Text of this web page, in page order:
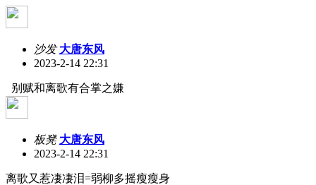
沙发 大唐东风
2023-2-14 22:31
别赋和离歌有合掌之嫌
板凳 大唐东风
2023-2-14 22:31
离歌又惹凄凄泪=弱柳多摇瘦瘦身